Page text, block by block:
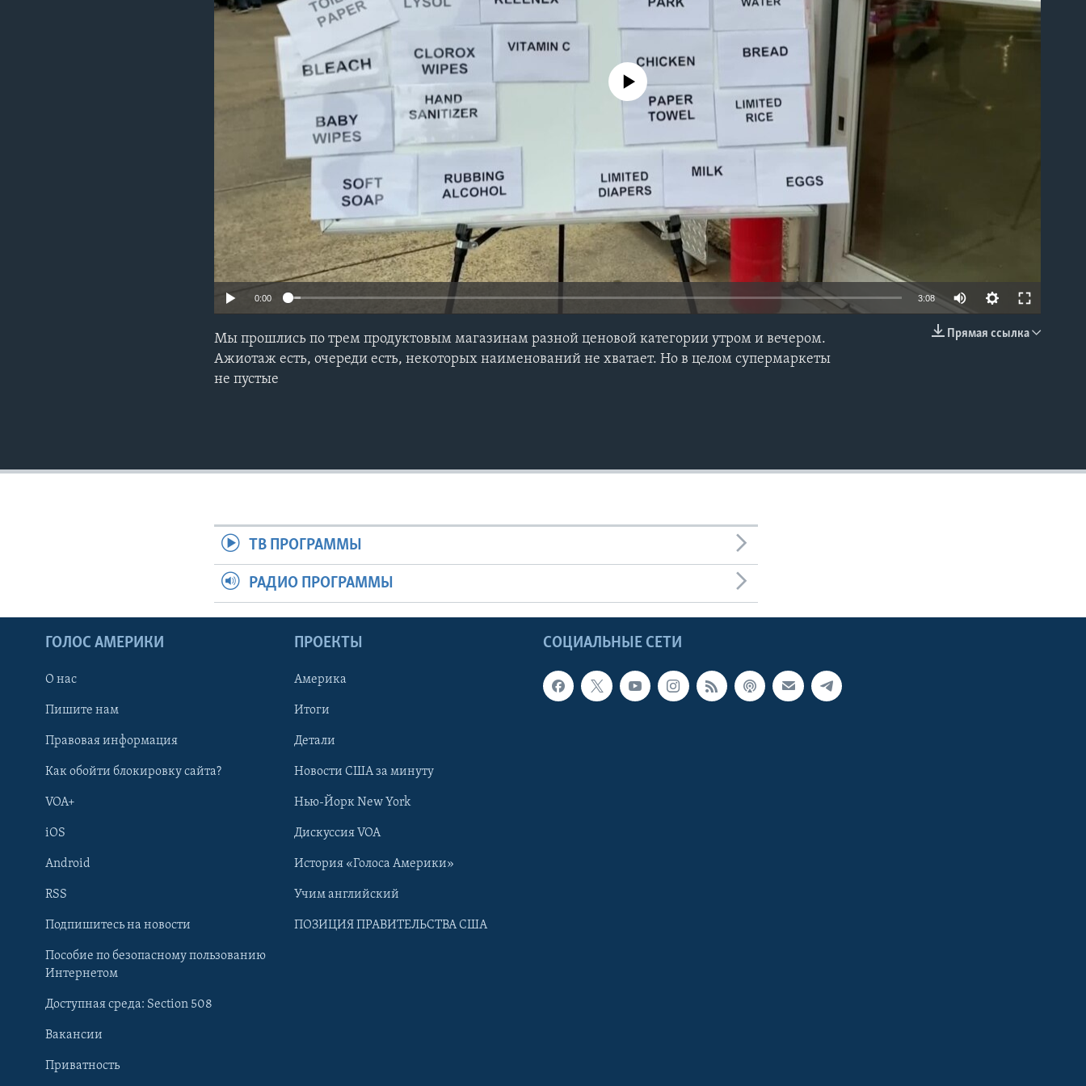
Learning English
Языки
No media source currently available
0:00 3:08
Прямая ссылка
Мы прошлись по трем продуктовым магазинам разной ценовой категории утром и вечером.
Ажиотаж есть, очереди есть, некоторых наименований не хватает. Но в целом супермаркеты
не пустые
ТВ ПРОГРАММЫ
РАДИО ПРОГРАММЫ
СОЦИАЛЬНЫЕ СЕТИ
ГОЛОС АМЕРИКИ
О нас
Пишите нам
Правовая информация
Как обойти блокировку сайта?
VOA+
iOS
Android
RSS
Подпишитесь на новости
Пособие по безопасному пользованию
Интернетом
Доступная среда: Section 508
Вакансии
Приватность
ПРОЕКТЫ
Америка
Итоги
Детали
Новости США за минуту
Нью-Йорк New York
Дискуссия VOA
История «Голоса Америки»
Учим английский
ПОЗИЦИЯ ПРАВИТЕЛЬСТВА США